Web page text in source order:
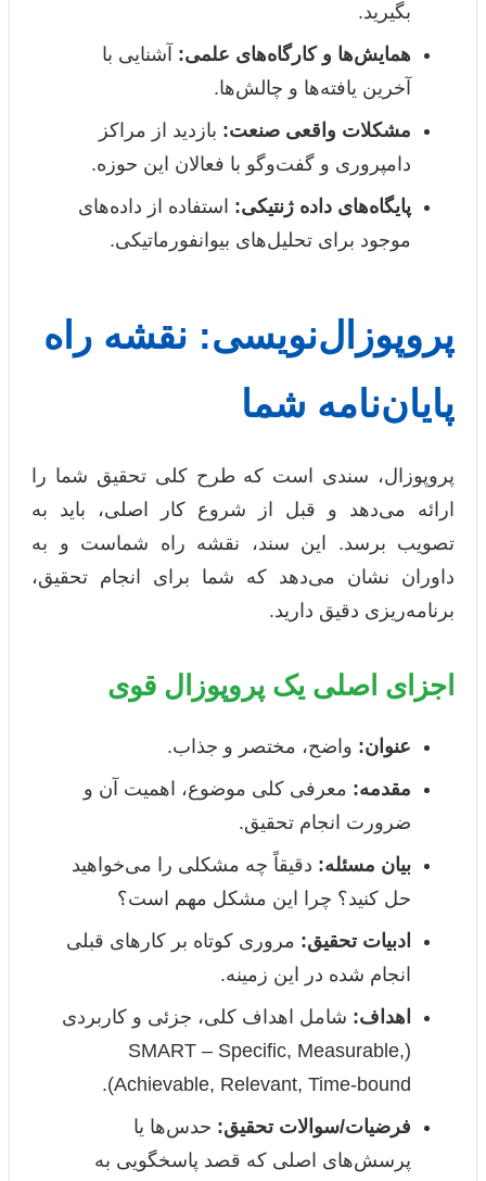
بگیرید.
همایش‌ها و کارگاه‌های علمی: آشنایی با
آخرین یافته‌ها و چالش‌ها.
مشکلات واقعی صنعت: بازدید از مراکز
دامپروری و گفت‌وگو با فعالان این حوزه.
پایگاه‌های داده ژنتیکی: استفاده از داده‌های
موجود برای تحلیل‌های بیوانفورماتیکی.
پروپوزال‌نویسی: نقشه راه
پایان‌نامه شما
پروپوزال، سندی است که طرح کلی تحقیق شما را
ارائه می‌دهد و قبل از شروع کار اصلی، باید به
تصویب برسد. این سند، نقشه راه شماست و به
داوران نشان می‌دهد که شما برای انجام تحقیق،
برنامه‌ریزی دقیق دارید.
اجزای اصلی یک پروپوزال قوی
عنوان: واضح، مختصر و جذاب.
مقدمه: معرفی کلی موضوع، اهمیت آن و
ضرورت انجام تحقیق.
بیان مسئله: دقیقاً چه مشکلی را می‌خواهید
حل کنید؟ چرا این مشکل مهم است؟
ادبیات تحقیق: مروری کوتاه بر کارهای قبلی
انجام شده در این زمینه.
اهداف: شامل اهداف کلی، جزئی و کاربردی
(SMART – Specific, Measurable,
Achievable, Relevant, Time-bound).
فرضیات/سوالات تحقیق: حدس‌ها یا
پرسش‌های اصلی که قصد پاسخگویی به